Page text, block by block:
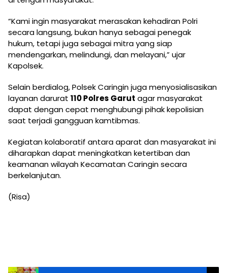
“Kami ingin masyarakat merasakan kehadiran Polri
secara langsung, bukan hanya sebagai penegak
hukum, tetapi juga sebagai mitra yang siap
mendengarkan, melindungi, dan melayani,” ujar
Kapolsek.
Selain berdialog, Polsek Caringin juga menyosialisasikan
layanan darurat 110 Polres Garut agar masyarakat
dapat dengan cepat menghubungi pihak kepolisian
saat terjadi gangguan kamtibmas.
Kegiatan kolaboratif antara aparat dan masyarakat ini
diharapkan dapat meningkatkan ketertiban dan
keamanan wilayah Kecamatan Caringin secara
berkelanjutan.
(Risa)